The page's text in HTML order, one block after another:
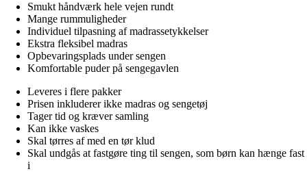
Smukt håndværk hele vejen rundt
Mange rummuligheder
Individuel tilpasning af madrassetykkelser
Ekstra fleksibel madras
Opbevaringsplads under sengen
Komfortable puder på sengegavlen
Leveres i flere pakker
Prisen inkluderer ikke madras og sengetøj
Tager tid og kræver samling
Kan ikke vaskes
Skal tørres af med en tør klud
Skal undgås at fastgøre ting til sengen, som børn kan hænge fast
i